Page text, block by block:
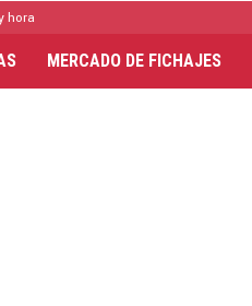
hora
MERCADO DE FICHAJES